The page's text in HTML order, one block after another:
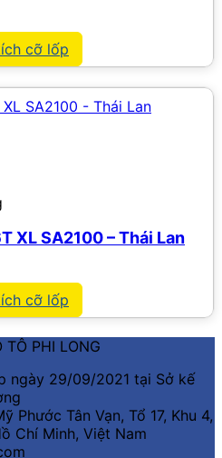
cỡ lốp
XL SA2100 – Thái Lan
cỡ lốp
TÔ PHI LONG
ngày 29/09/2021 tại Sở kế
Phước Tân Vạn, Tổ 17, Khu 4,
Chí Minh, Việt Nam